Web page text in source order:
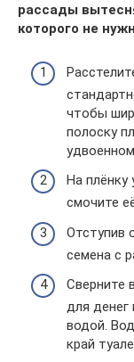
рассады
которого не
чтобы
полоску
На плёнку
смочите
Отступив
семена с
Сверните
для денег
водой.
край